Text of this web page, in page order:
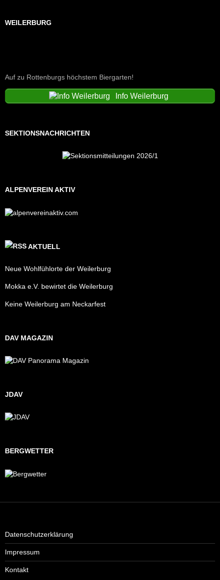
WEILERBURG
Auf zu Rottenburgs höchstem Biergarten!
Info Weilerburg
SEKTIONSNACHRICHTEN
ALPENVEREIN AKTIV
AKTUELL
Neue Wohlfühlorte der Weilerburg
Mokka e.V. bewirtet die Weilerburg
Keine Weilerburg am Neckarfest
DAV MAGAZIN
JDAV
BERGWETTER
Datenschutzerklärung
Impressum
Kontakt